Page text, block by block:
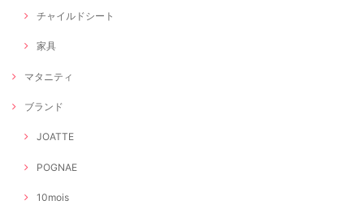
チャイルドシート
家具
マタニティ
ブランド
JOATTE
POGNAE
10mois